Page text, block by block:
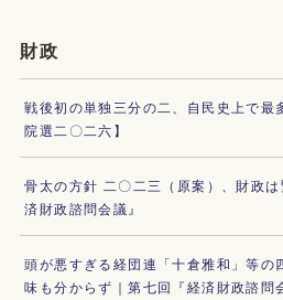
財政
戦後初の単独三分の二、自民史上で最
院選二〇二六】
骨太の方針 二〇二三（原案）、財政
済財政諮問会議』
頭が悪すぎる経団連「十倉雅和」等の
味も分からず｜第七回『経済財政諮問